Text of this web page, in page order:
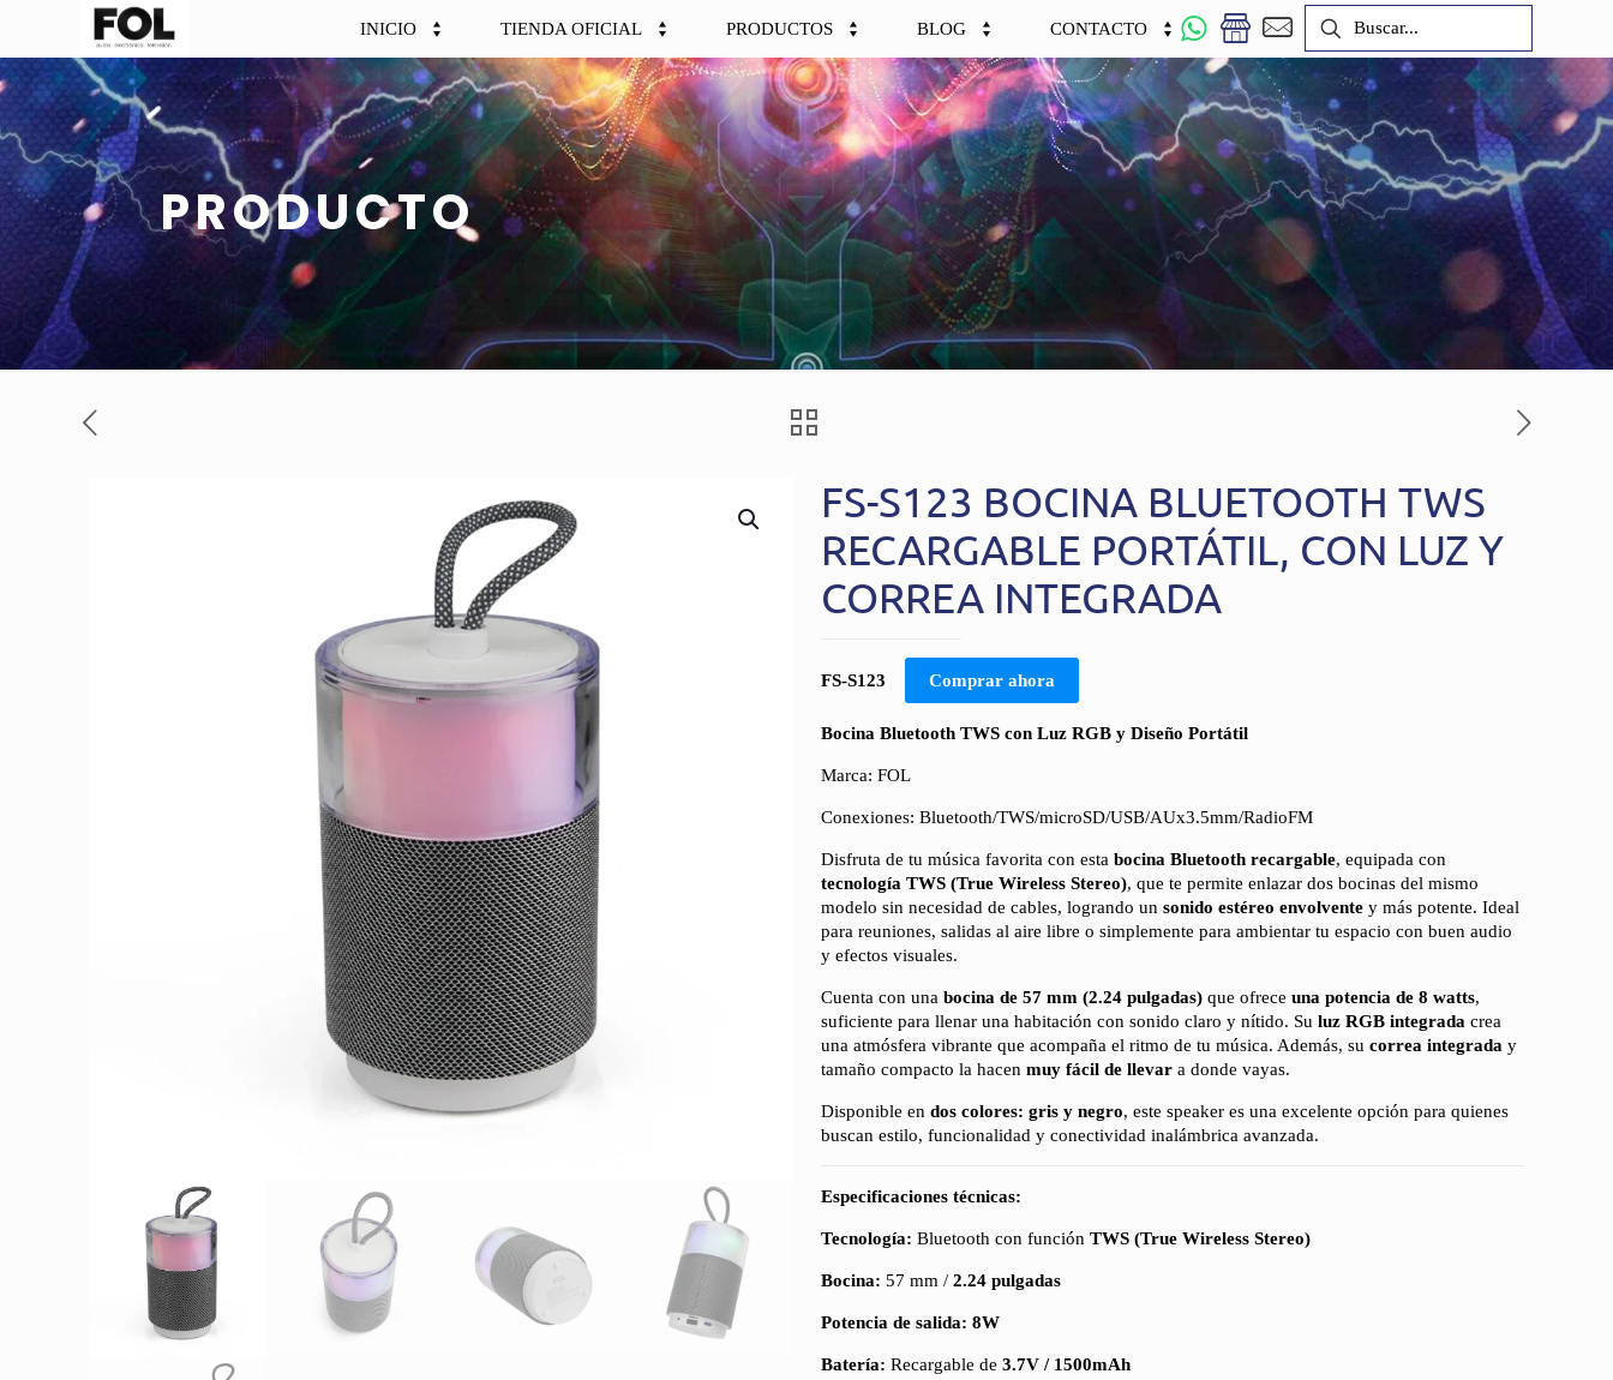
INICIO TIENDA OFICIAL PRODUCTOS BLOG CONTACTO
PRODUCTO
FS-S123 BOCINA BLUETOOTH TWS
RECARGABLE PORTÁTIL, CON LUZ Y
CORREA INTEGRADA
FS-S123 Comprar ahora
Bocina Bluetooth TWS con Luz RGB y Diseño Portátil
Marca: FOL
Conexiones: Bluetooth/TWS/microSD/USB/AUx3.5mm/RadioFM
Disfruta de tu música favorita con esta bocina Bluetooth recargable, equipada con
tecnología TWS (True Wireless Stereo), que te permite enlazar dos bocinas del mismo
modelo sin necesidad de cables, logrando un sonido estéreo envolvente y más potente. Ideal
para reuniones, salidas al aire libre o simplemente para ambientar tu espacio con buen audio
y efectos visuales.
Cuenta con una bocina de 57 mm (2.24 pulgadas) que ofrece una potencia de 8 watts,
suficiente para llenar una habitación con sonido claro y nítido. Su luz RGB integrada crea
una atmósfera vibrante que acompaña el ritmo de tu música. Además, su correa integrada y
tamaño compacto la hacen muy fácil de llevar a donde vayas.
Disponible en dos colores: gris y negro, este speaker es una excelente opción para quienes
buscan estilo, funcionalidad y conectividad inalámbrica avanzada.
Especificaciones técnicas:
Tecnología: Bluetooth con función TWS (True Wireless Stereo)
Bocina: 57 mm / 2.24 pulgadas
Potencia de salida: 8W
Batería: Recargable de 3.7V / 1500mAh